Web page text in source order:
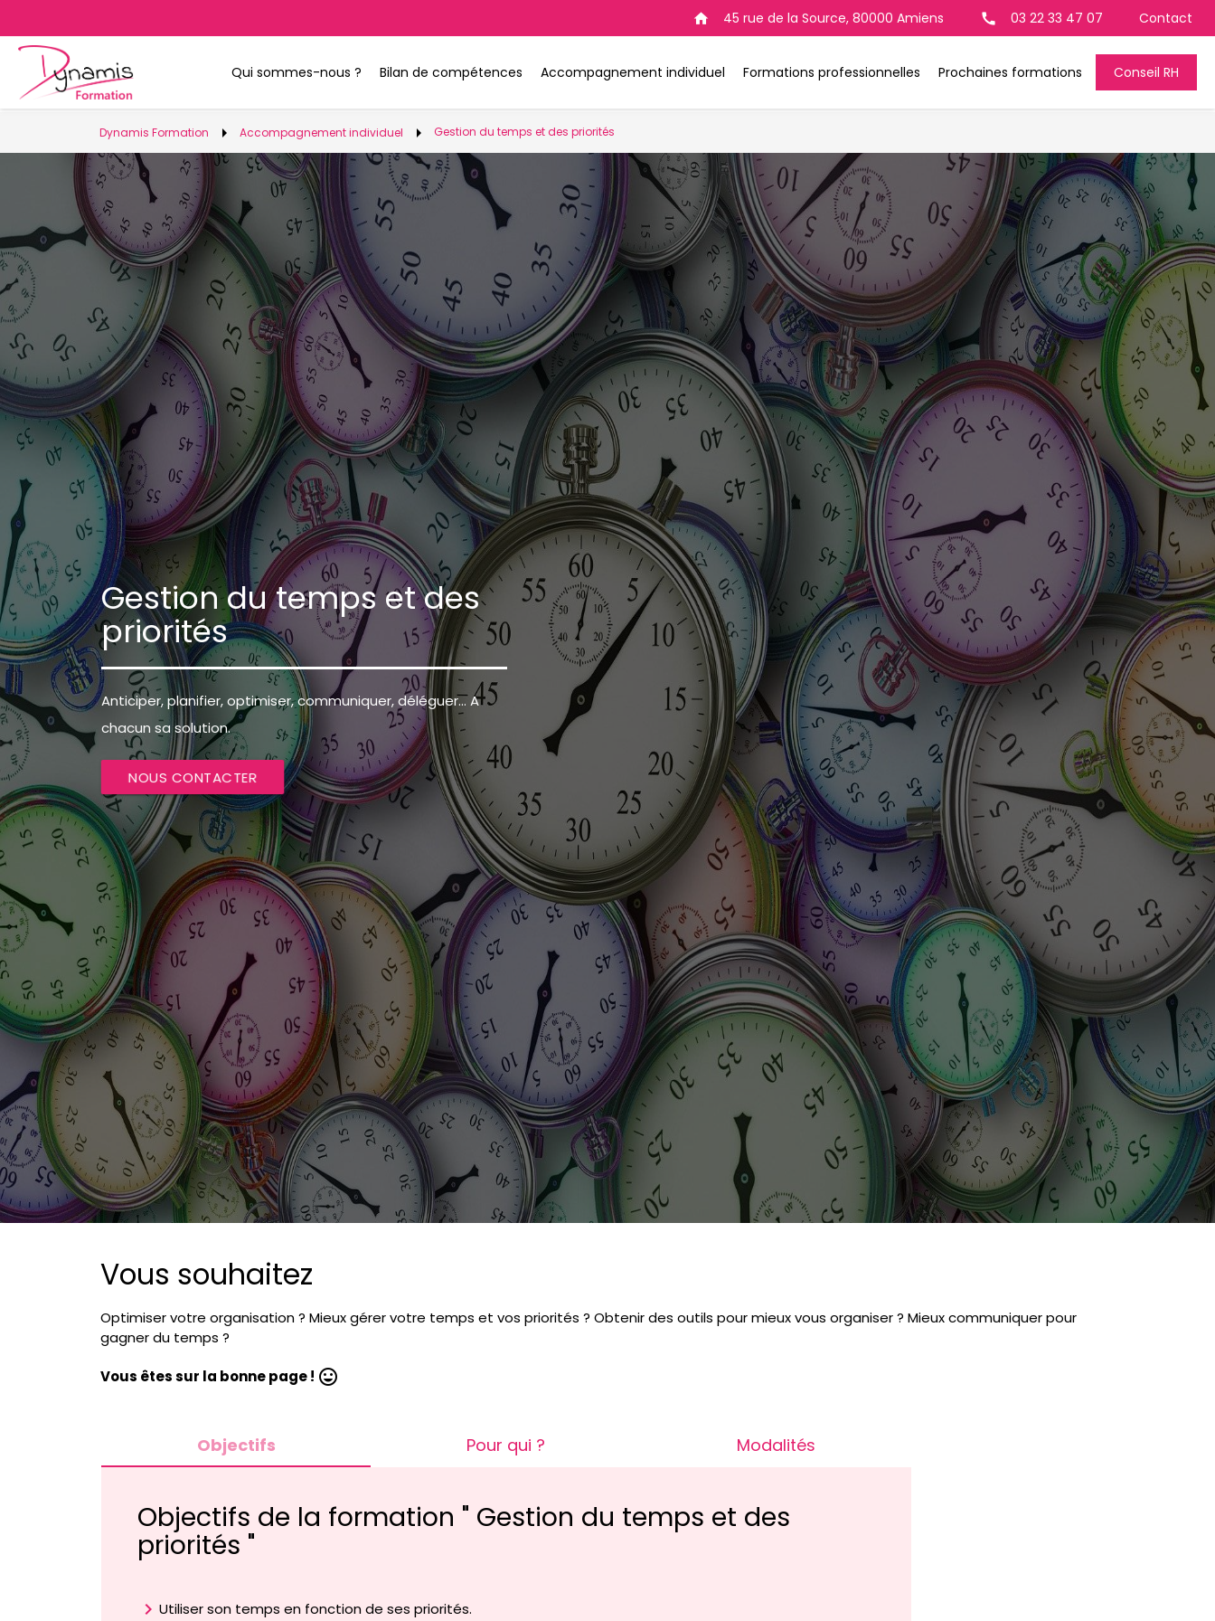
home 45 rue de la Source, 80000 Amiens call 03 22 33 47 07 Contact
Qui sommes-nous ? Bilan de compétences Accompagnement individuel Formations professionnelles Prochaines formations Conseil RH
Dynamis Formation arrow_right Accompagnement individuel arrow_right Gestion du temps et des priorités
Gestion du temps et des
priorités
Anticiper, planifier, optimiser, communiquer, déléguer... A
chacun sa solution.
NOUS CONTACTER
Vous souhaitez
Optimiser votre organisation ? Mieux gérer votre temps et vos priorités ? Obtenir des outils pour mieux vous organiser ? Mieux communiquer pour
gagner du temps ?
Vous êtes sur la bonne page ! mood
Objectifs Pour qui ? Modalités
Objectifs de la formation " Gestion du temps et des
priorités "
chevron_right Utiliser son temps en fonction de ses priorités.